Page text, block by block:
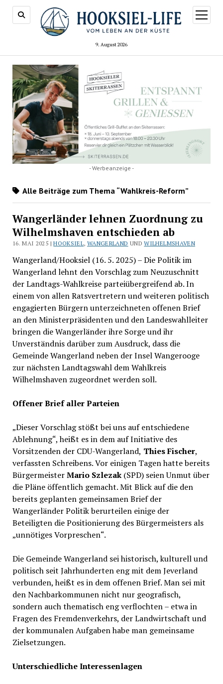
9. August 2026
Menü
öffnen
- Werbeanzeige -
Alle Beiträge zum Thema “Wahlkreis-Reform”
Wangerländer lehnen Zuordnung zu
Wilhelmshaven entschieden ab
16. MAI 2025 |HOOKSIEL, WANGERLAND UNDWILHELMSHAVEN
Wangerland/Hooksiel (16. 5. 2025) – Die Politik im
Wangerland lehnt den Vorschlag zum Neuzuschnitt
der Landtags-Wahlkreise parteiübergreifend ab. In
einem von allen Ratsvertretern und weiteren politisch
engagierten Bürgern unterzeichneten offenen Brief
an den Ministerpräsidenten und den Landeswahlleiter
bringen die Wangerländer ihre Sorge und ihr
Unverständnis darüber zum Ausdruck, dass die
Gemeinde Wangerland neben der Insel Wangerooge
zur nächsten Landtagswahl dem Wahlkreis
Wilhelmshaven zugeordnet werden soll.
Offener Brief aller Parteien
„Dieser Vorschlag stößt bei uns auf entschiedene
Ablehnung“, heißt es in dem auf Initiative des
Vorsitzenden der CDU-Wangerland, Thies Fischer,
verfassten Schreibens. Vor einigen Tagen hatte bereits
BürgermeisterMario Szlezak (SPD) seien Unmut über
die Pläne öffentlich gemacht. Mit Blick auf die den
bereits geplanten gemeinsamen Brief der
Wangerländer Politik berurteilen einige der
Beteiligten die Positionierung des Bürgermeisters als
„unnötiges Vorpreschen“.
Die Gemeinde Wangerland sei historisch, kulturell und
politisch seit Jahrhunderten eng mit dem Jeverland
verbunden, heißt es in dem offenen Brief. Man sei mit
den Nachbarkommunen nicht nur geografisch,
sondern auch thematisch eng verflochten – etwa in
Fragen des Fremdenverkehrs, der Landwirtschaft und
der kommunalen Aufgaben habe man gemeinsame
Zielsetzungen.
Unterschiedliche Interessenlagen